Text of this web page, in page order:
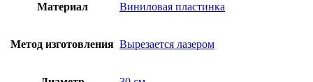
Материал Виниловая пластинка
Метод изготовления Вырезается лазером